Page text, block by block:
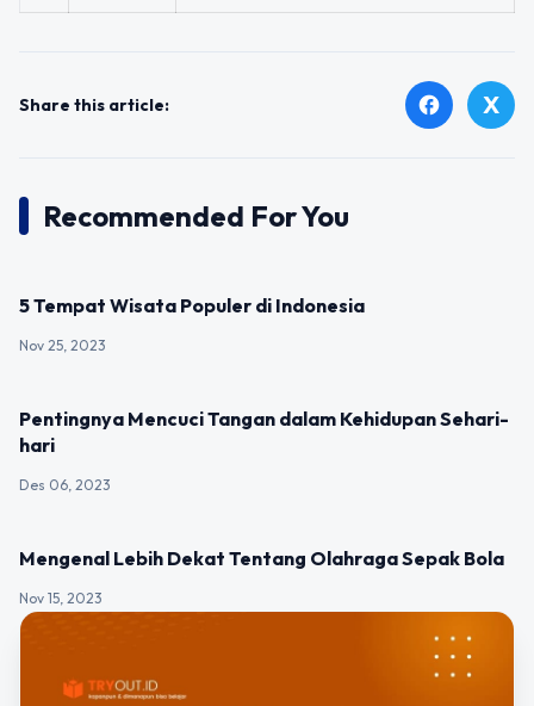
Share this article: facebook X
Recommended For You
5 Tempat Wisata Populer di Indonesia
Nov 25, 2023
Pentingnya Mencuci Tangan dalam Kehidupan Sehari-
hari
Des 06, 2023
Mengenal Lebih Dekat Tentang Olahraga Sepak Bola
Nov 15, 2023